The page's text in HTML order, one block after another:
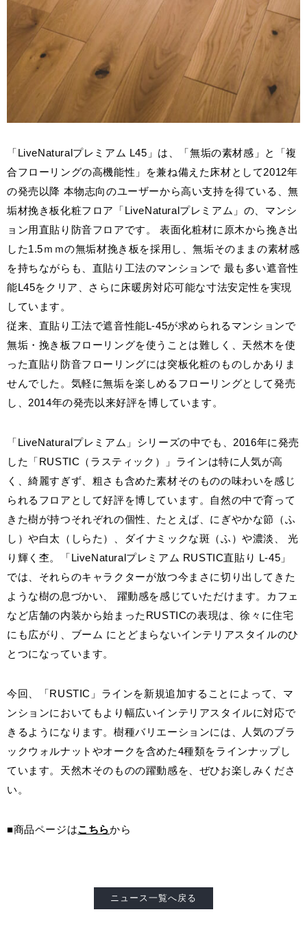
「LiveNaturalプレミアム L45」は、「無垢の素材感」と「複
合フローリングの高機能性」を兼ね備えた床材として2012年
の発売以降 本物志向のユーザーから高い支持を得ている、無
垢材挽き板化粧フロア「LiveNaturalプレミアム」の、マンシ
ョン用直貼り防音フロアです。 表面化粧材に原木から挽き出
した1.5ｍｍの無垢材挽き板を採用し、無垢そのままの素材感
を持ちながらも、直貼り工法のマンションで 最も多い遮音性
能L45をクリア、さらに床暖房対応可能な寸法安定性を実現
しています。
従来、直貼り工法で遮音性能L-45が求められるマンションで
無垢・挽き板フローリングを使うことは難しく、天然木を使
った直貼り防音フローリングには突板化粧のものしかありま
せんでした。気軽に無垢を楽しめるフローリングとして発売
し、2014年の発売以来好評を博しています。
「LiveNaturalプレミアム」シリーズの中でも、2016年に発売
した「RUSTIC（ラスティック）」ラインは特に人気が高
く、綺麗すぎず、粗さも含めた素材そのものの味わいを感じ
られるフロアとして好評を博しています。自然の中で育って
きた樹が持つそれぞれの個性、たとえば、にぎやかな節（ふ
し）や白太（しらた）、ダイナミックな斑（ふ）や濃淡、 光
り輝く杢。「LiveNaturalプレミアム RUSTIC直貼り L-45」
では、それらのキャラクターが放つ今まさに切り出してきた
ような樹の息づかい、 躍動感を感じていただけます。カフェ
など店舗の内装から始まったRUSTICの表現は、徐々に住宅
にも広がり、ブーム にとどまらないインテリアスタイルのひ
とつになっています。
今回、「RUSTIC」ラインを新規追加することによって、マ
ンションにおいてもより幅広いインテリアスタイルに対応で
きるようになります。樹種バリエーションには、人気のブラ
ックウォルナットやオークを含めた4種類をラインナップし
ています。天然木そのものの躍動感を、ぜひお楽しみくださ
い。
■商品ページはこちらから
ニュース一覧へ戻る